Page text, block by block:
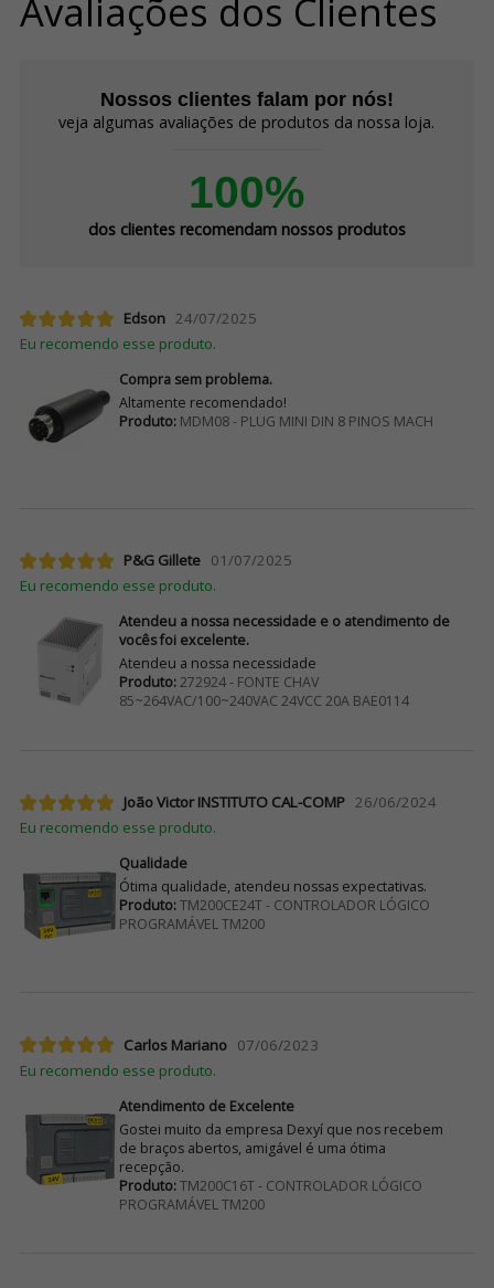
Avaliações dos Clientes
Nossos clientes falam por nós!
veja algumas avaliações de produtos da nossa loja.
100%
dos clientes recomendam nossos produtos
Edson 24/07/2025
Eu recomendo esse produto.
Compra sem problema.
Altamente recomendado!
Produto:MDM08 - PLUG MINI DIN 8 PINOS MACH
P&G Gillete 01/07/2025
Eu recomendo esse produto.
Atendeu a nossa necessidade e o atendimento de
vocês foi excelente.
Atendeu a nossa necessidade
Produto:272924 - FONTE CHAV
85~264VAC/100~240VAC 24VCC 20A BAE0114
João Victor INSTITUTO CAL-COMP 26/06/2024
Eu recomendo esse produto.
Qualidade
Ótima qualidade, atendeu nossas expectativas.
Produto:TM200CE24T - CONTROLADOR LÓGICO
PROGRAMÁVEL TM200
Carlos Mariano 07/06/2023
Eu recomendo esse produto.
Atendimento de Excelente
Gostei muito da empresa Dexyí que nos recebem
de braços abertos, amigável é uma ótima
recepção.
Produto:TM200C16T - CONTROLADOR LÓGICO
PROGRAMÁVEL TM200